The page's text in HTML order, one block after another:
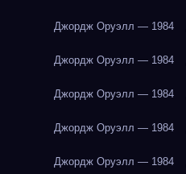
Джордж Оруэлл — 1984
Джордж Оруэлл — 1984
Джордж Оруэлл — 1984
Джордж Оруэлл — 1984
Джордж Оруэлл — 1984